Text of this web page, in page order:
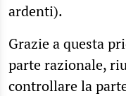
ardenti).
Grazie a questa
parte razionale,
controllare la